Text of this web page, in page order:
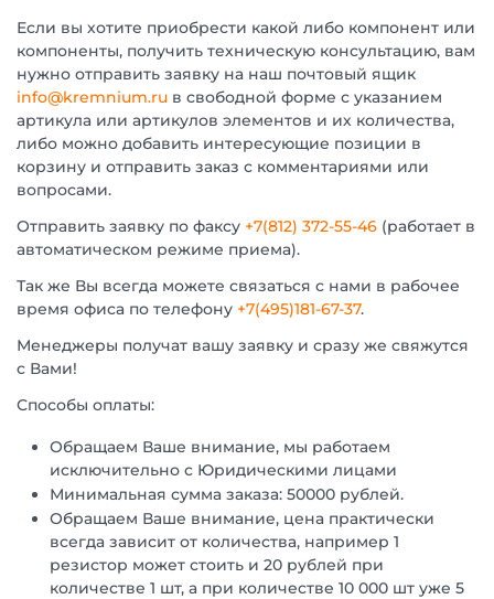
Если вы хотите приобрести какой либо компонент или
компоненты, получить техническую консультацию, вам
нужно отправить заявку на наш почтовый ящик
info@kremnium.ru в свободной форме с указанием
артикула или артикулов элементов и их количества,
либо можно добавить интересующие позиции в
корзину и отправить заказ с комментариями или
вопросами.
Отправить заявку по факсу +7(812) 372-55-46 (работает в
автоматическом режиме приема).
Так же Вы всегда можете связаться с нами в рабочее
время офиса по телефону +7(495)181-67-37.
Менеджеры получат вашу заявку и сразу же свяжутся
с Вами!
Способы оплаты:
Обращаем Ваше внимание, мы работаем
исключительно с Юридическими лицами
Минимальная сумма заказа: 50000 рублей.
Обращаем Ваше внимание, цена практически
всегда зависит от количества, например 1
резистор может стоить и 20 рублей при
количестве 1 шт, а при количестве 10 000 шт уже 5